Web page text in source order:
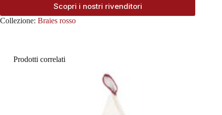
Scopri i nostri rivenditori
Collezione: Braies rosso
Prodotti correlati